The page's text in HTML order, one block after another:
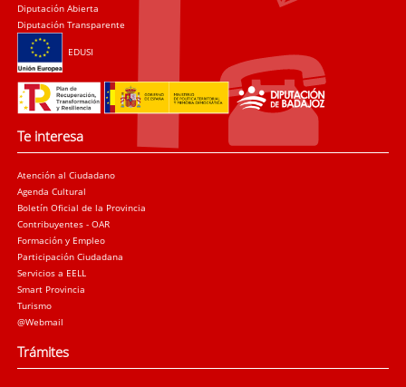
Diputación Abierta
Diputación Transparente
EDUSI
Te interesa
Atención al Ciudadano
Agenda Cultural
Boletín Oficial de la Provincia
Contribuyentes - OAR
Formación y Empleo
Participación Ciudadana
Servicios a EELL
Smart Provincia
Turismo
@Webmail
Trámites